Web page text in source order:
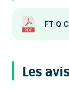
FT Q
Les